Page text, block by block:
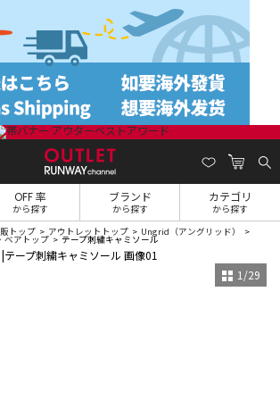
OFF 率
から探す
ブランド
から探す
カテゴリ
から探す
トップ アウトレットトップ Ungrid（アングリッド）
ベアトップ テープ刺繍キャミソール
1 /29